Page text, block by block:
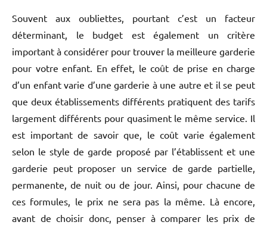
Souvent aux oubliettes, pourtant c’est un facteur
déterminant, le budget est également un critère
important à considérer pour trouver la meilleure garderie
pour votre enfant. En effet, le coût de prise en charge
d’un enfant varie d’une garderie à une autre et il se peut
que deux établissements différents pratiquent des tarifs
largement différents pour quasiment le même service. Il
est important de savoir que, le coût varie également
selon le style de garde proposé par l’établissent et une
garderie peut proposer un service de garde partielle,
permanente, de nuit ou de jour. Ainsi, pour chacune de
ces formules, le prix ne sera pas la même. Là encore,
avant de choisir donc, penser à comparer les prix de